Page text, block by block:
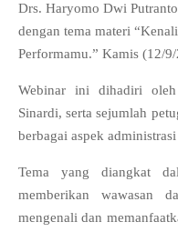
Drs. Haryomo Dwi
dengan tema materi
Performamu.” Kamis (12/
Webinar ini dihadiri
Sinardi, serta sejumlah
berbagai aspek
Tema yang diangkat
memberikan wawasan
mengenali dan